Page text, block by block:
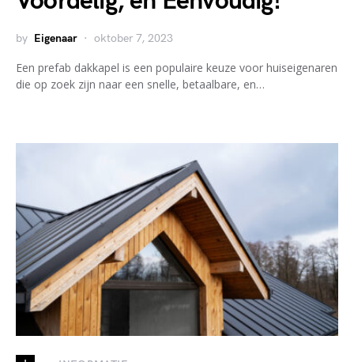
by Eigenaar oktober 7, 2023
Een prefab dakkapel is een populaire keuze voor huiseigenaren
die op zoek zijn naar een snelle, betaalbare, en…